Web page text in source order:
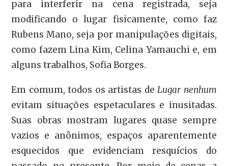
para interferir na cena registrada, seja
modificando o lugar fisicamente, como faz
Rubens Mano, seja por manipulações digitais,
como fazem Lina Kim, Celina Yamauchi e, em
alguns trabalhos, Sofia Borges.
Em comum, todos os artistas deLugar nenhum
evitam situações espetaculares e inusitadas.
Suas obras mostram lugares quase sempre
vazios e anônimos, espaços aparentemente
esquecidos que evidenciam resquícios do